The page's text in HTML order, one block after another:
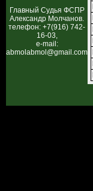
Главный Судья ФСПР
Александр Молчанов.
телефон: +7(916) 742-
16-03,
e-mail:
abmolabmol@gmail.com